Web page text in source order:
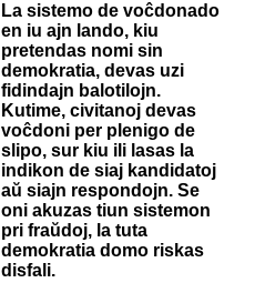
La sistemo de voĉdonado
en iu ajn lando, kiu
pretendas nomi sin
demokratia, devas uzi
fidindajn balotilojn.
Kutime, civitanoj devas
voĉdoni per plenigo de
slipo, sur kiu ili lasas la
indikon de siaj kandidatoj
aŭ siajn respondojn. Se
oni akuzas tiun sistemon
pri fraŭdoj, la tuta
demokratia domo riskas
disfali.